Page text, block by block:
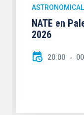
NATE en
2026
20:00